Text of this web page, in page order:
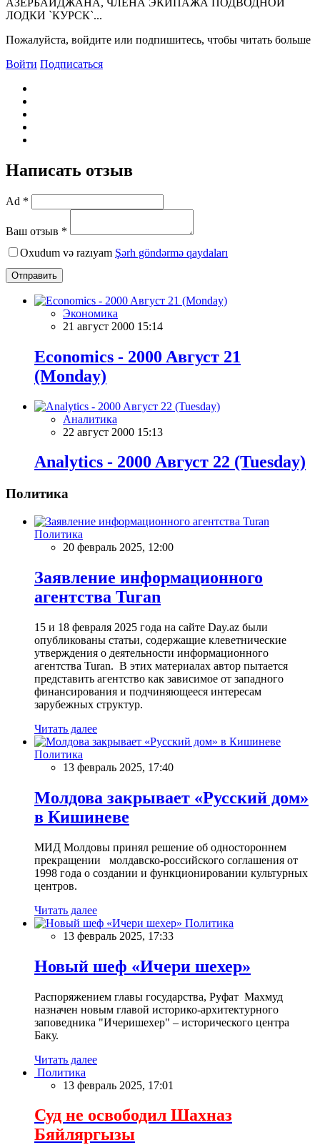
АЗЕРБАЙДЖАНА, ЧЛЕНА ЭКИПАЖА ПОДВОДНОЙ
ЛОДКИ `КУРСК`...
Пожалуйста, войдите или подпишитесь, чтобы читать больше
Войти Подписаться
Написать отзыв
Ad *
Ваш отзыв *
Oxudum və razıyam Şərh göndərmə qaydaları
Отправить
Экономика
21 август 2000 15:14
Economics - 2000 Aвгуст 21
(Monday)
Аналитика
22 август 2000 15:13
Analytics - 2000 Aвгуст 22 (Tuesday)
Политика
Политика
20 февраль 2025, 12:00
Заявление информационного
агентства Turan
15 и 18 февраля 2025 года на сайте Day.az были
опубликованы статьи, содержащие клеветнические
утверждения о деятельности информационного
агентства Turan. В этих материалах автор пытается
представить агентство как зависимое от западного
финансирования и подчиняющееся интересам
зарубежных структур.
Читать далее
Политика
13 февраль 2025, 17:40
Молдова закрывает «Русский дом»
в Кишиневе
МИД Молдовы принял решение об одностороннем
прекращении молдавско-российского соглашения от
1998 года о создании и функционировании культурных
центров.
Читать далее
Политика
13 февраль 2025, 17:33
Новый шеф «Ичери шехер»
Распоряжением главы государства, Руфат Махмуд
назначен новым главой историко-архитектурного
заповедника "Ичеришехер" – исторического центра
Баку.
Читать далее
Политика
13 февраль 2025, 17:01
Суд не освободил Шахназ
Бяйляргызы